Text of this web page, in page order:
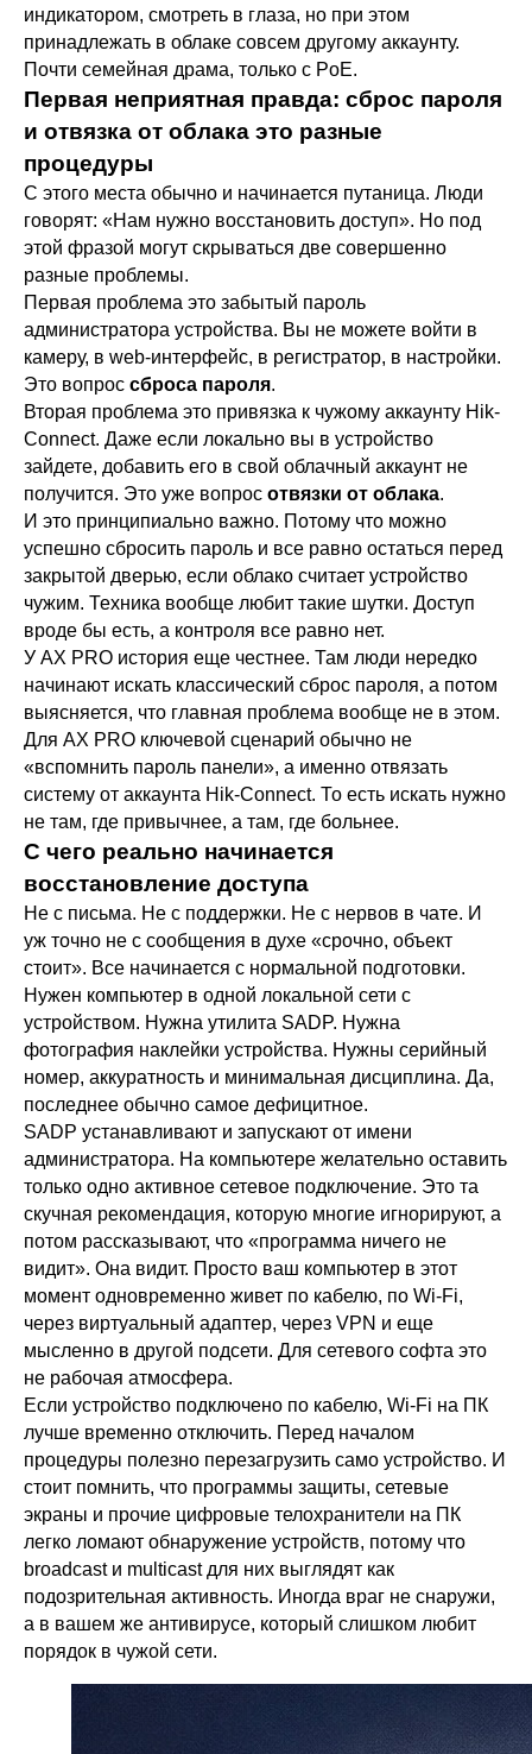
индикатором, смотреть в глаза, но при этом
принадлежать в облаке совсем другому аккаунту.
Почти семейная драма, только с PoE.
Первая неприятная правда: сброс пароля
и отвязка от облака это разные
процедуры
С этого места обычно и начинается путаница. Люди
говорят: «Нам нужно восстановить доступ». Но под
этой фразой могут скрываться две совершенно
разные проблемы.
Первая проблема это забытый пароль
администратора устройства. Вы не можете войти в
камеру, в web-интерфейс, в регистратор, в настройки.
Это вопрос сброса пароля.
Вторая проблема это привязка к чужому аккаунту Hik-
Connect. Даже если локально вы в устройство
зайдете, добавить его в свой облачный аккаунт не
получится. Это уже вопрос отвязки от облака.
И это принципиально важно. Потому что можно
успешно сбросить пароль и все равно остаться перед
закрытой дверью, если облако считает устройство
чужим. Техника вообще любит такие шутки. Доступ
вроде бы есть, а контроля все равно нет.
У AX PRO история еще честнее. Там люди нередко
начинают искать классический сброс пароля, а потом
выясняется, что главная проблема вообще не в этом.
Для AX PRO ключевой сценарий обычно не
«вспомнить пароль панели», а именно отвязать
систему от аккаунта Hik-Connect. То есть искать нужно
не там, где привычнее, а там, где больнее.
С чего реально начинается
восстановление доступа
Не с письма. Не с поддержки. Не с нервов в чате. И
уж точно не с сообщения в духе «срочно, объект
стоит». Все начинается с нормальной подготовки.
Нужен компьютер в одной локальной сети с
устройством. Нужна утилита SADP. Нужна
фотография наклейки устройства. Нужны серийный
номер, аккуратность и минимальная дисциплина. Да,
последнее обычно самое дефицитное.
SADP устанавливают и запускают от имени
администратора. На компьютере желательно оставить
только одно активное сетевое подключение. Это та
скучная рекомендация, которую многие игнорируют, а
потом рассказывают, что «программа ничего не
видит». Она видит. Просто ваш компьютер в этот
момент одновременно живет по кабелю, по Wi-Fi,
через виртуальный адаптер, через VPN и еще
мысленно в другой подсети. Для сетевого софта это
не рабочая атмосфера.
Если устройство подключено по кабелю, Wi-Fi на ПК
лучше временно отключить. Перед началом
процедуры полезно перезагрузить само устройство. И
стоит помнить, что программы защиты, сетевые
экраны и прочие цифровые телохранители на ПК
легко ломают обнаружение устройств, потому что
broadcast и multicast для них выглядят как
подозрительная активность. Иногда враг не снаружи,
а в вашем же антивирусе, который слишком любит
порядок в чужой сети.